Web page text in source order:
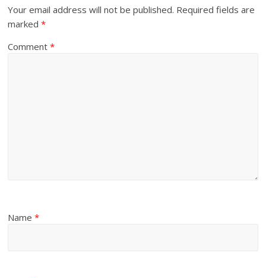
Your email address will not be published. Required fields are
marked*
Comment*
Name*